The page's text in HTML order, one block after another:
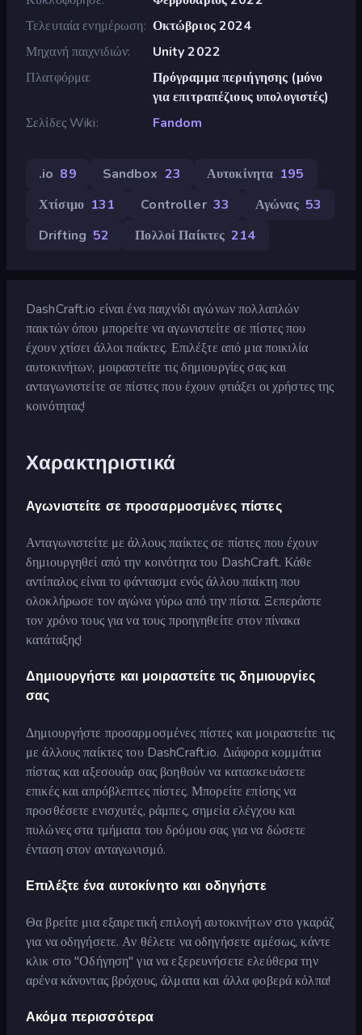
Τελευταία ενημέρωση Οκτώβριος 2024
Μηχανή παιχνιδιών
Unity 2022
Πλατφόρμα
Πρόγραμμα περιήγησης (μόνο
για επιτραπέζιους υπολογιστές)
Σελίδες Wiki
Fandom
.io 89 Sandbox 23 Αυτοκίνητα 195
Χτίσιμο 131 Controller 33 Αγώνας 53
Drifting 52 Πολλοί Παίκτες 214
DashCraft.io είναι ένα παιχνίδι αγώνων πολλαπλών
παικτών όπου μπορείτε να αγωνιστείτε σε πίστες που
έχουν χτίσει άλλοι παίκτες. Επιλέξτε από μια ποικιλία
αυτοκινήτων, μοιραστείτε τις δημιουργίες σας και
ανταγωνιστείτε σε πίστες που έχουν φτιάξει οι χρήστες της
κοινότητας!
Χαρακτηριστικά
Αγωνιστείτε σε προσαρμοσμένες πίστες
Ανταγωνιστείτε με άλλους παίκτες σε πίστες που έχουν
δημιουργηθεί από την κοινότητα του DashCraft. Κάθε
αντίπαλος είναι το φάντασμα ενός άλλου παίκτη που
ολοκλήρωσε τον αγώνα γύρω από την πίστα. Ξεπεράστε
τον χρόνο τους για να τους προηγηθείτε στον πίνακα
κατάταξης!
Δημιουργήστε και μοιραστείτε τις δημιουργίες
σας
Δημιουργήστε προσαρμοσμένες πίστες και μοιραστείτε τις
με άλλους παίκτες του DashCraft.io. Διάφορα κομμάτια
πίστας και αξεσουάρ σας βοηθούν να κατασκευάσετε
επικές και απρόβλεπτες πίστες. Μπορείτε επίσης να
προσθέσετε ενισχυτές, ράμπες, σημεία ελέγχου και
πυλώνες στα τμήματα του δρόμου σας για να δώσετε
ένταση στον ανταγωνισμό.
Επιλέξτε ένα αυτοκίνητο και οδηγήστε
Θα βρείτε μια εξαιρετική επιλογή αυτοκινήτων στο γκαράζ
για να οδηγήσετε. Αν θέλετε να οδηγήσετε αμέσως, κάντε
κλικ στο "Οδήγηση" για να εξερευνήσετε ελεύθερα την
αρένα κάνοντας βρόχους, άλματα και άλλα φοβερά κόλπα!
Ακόμα περισσότερα